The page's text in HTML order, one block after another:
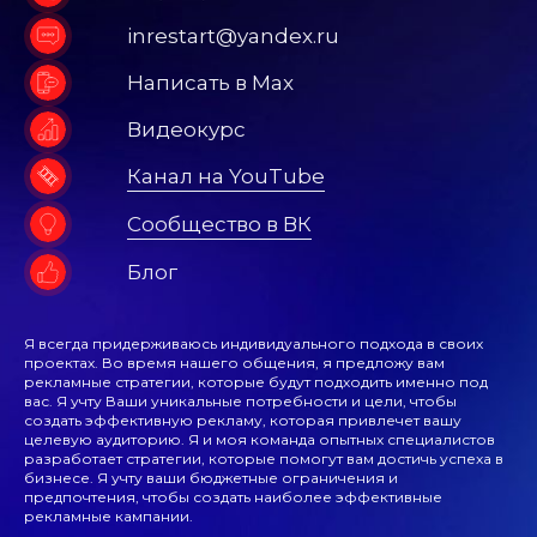
inrestart@yandex.ru
Написать в Max
Видеокурс
Канал на YouTube
Сообщество в ВК
Блог
Я всегда придерживаюсь индивидуального подхода в своих
проектах. Во время нашего общения, я предложу вам
рекламные стратегии, которые будут подходить именно под
вас. Я учту Ваши уникальные потребности и цели, чтобы
создать эффективную рекламу, которая привлечет вашу
целевую аудиторию. Я и моя команда опытных специалистов
разработает стратегии, которые помогут вам достичь успеха в
бизнесе. Я учту ваши бюджетные ограничения и
предпочтения, чтобы создать наиболее эффективные
рекламные кампании.